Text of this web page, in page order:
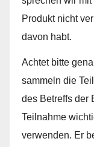
Produkt nicht
davon habt.
Achtet bitte
sammeln die
des Betreffs der
Teilnahme
verwenden. Er